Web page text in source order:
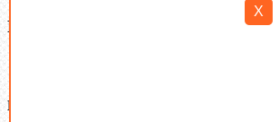
X
Filter By
Категории товаров